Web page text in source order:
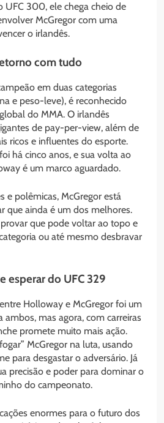
UFC 300, ele chega cheio de
McGregor com uma
o irlandês.
com tudo
em duas categorias
e peso-leve), é reconhecido
do MMA. O irlandês
de pay-per-view, além de
ricos e influentes do esporte.
há cinco anos, e sua volta ao
é um marco aguardado.
e polêmicas, McGregor está
que ainda é um dos melhores.
que pode voltar ao topo e
ou até mesmo desbravar
esperar do UFC 329
Holloway e McGregor foi um
mas agora, com carreiras
promete muito mais ação.
McGregor na luta, usando
para desgastar o adversário. Já
precisão e poder para dominar o
do campeonato.
enormes para o futuro dos